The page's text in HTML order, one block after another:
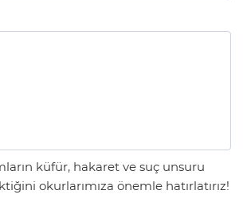
küfür, hakaret ve suç unsuru
okurlarımıza önemle hatırlatırız!